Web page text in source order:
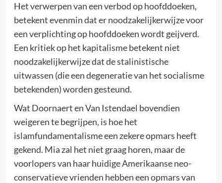
Het verwerpen van een verbod op hoofddoeken,
betekent evenmin dat er noodzakelijkerwijze voor
een verplichting op hoofddoeken wordt geijverd.
Een kritiek op het kapitalisme betekent niet
noodzakelijkerwijze dat de stalinistische
uitwassen (die een degeneratie van het socialisme
betekenden) worden gesteund.
Wat Doornaert en Van Istendael bovendien
weigeren te begrijpen, is hoe het
islamfundamentalisme een zekere opmars heeft
gekend. Mia zal het niet graag horen, maar de
voorlopers van haar huidige Amerikaanse neo-
conservatieve vrienden hebben een opmars van